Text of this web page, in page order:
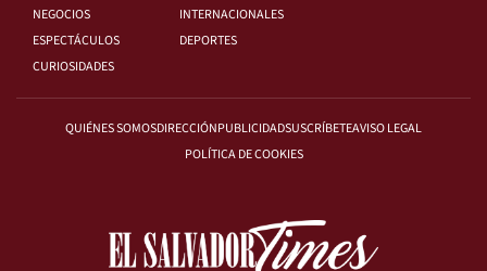
NEGOCIOS
INTERNACIONALES
ESPECTÁCULOS
DEPORTES
CURIOSIDADES
QUIÉNES SOMOSDIRECCIÓNPUBLICIDADSUSCRÍBETEAVISO LEGAL
POLÍTICA DE COOKIES